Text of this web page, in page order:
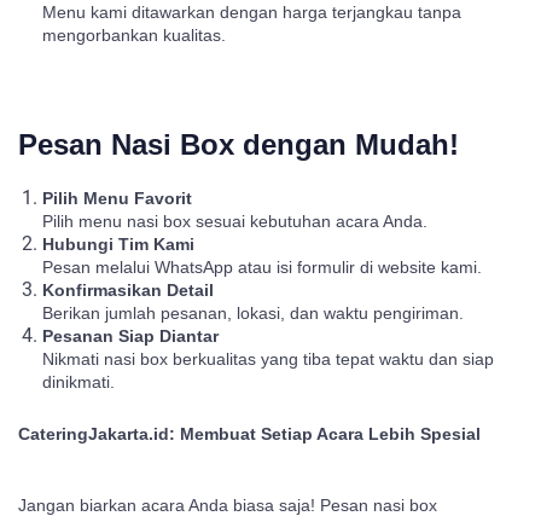
Menu kami ditawarkan dengan harga terjangkau tanpa
mengorbankan kualitas.
Pesan Nasi Box dengan Mudah!
Pilih Menu Favorit
Pilih menu nasi box sesuai kebutuhan acara Anda.
Hubungi Tim Kami
Pesan melalui WhatsApp atau isi formulir di website kami.
Konfirmasikan Detail
Berikan jumlah pesanan, lokasi, dan waktu pengiriman.
Pesanan Siap Diantar
Nikmati nasi box berkualitas yang tiba tepat waktu dan siap
dinikmati.
CateringJakarta.id: Membuat Setiap Acara Lebih Spesial
Jangan biarkan acara Anda biasa saja! Pesan nasi box